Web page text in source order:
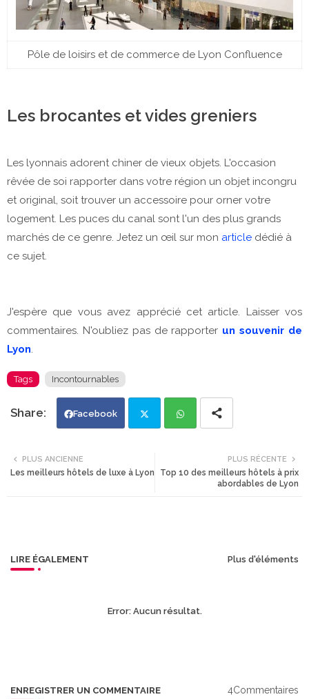
Pôle de loisirs et de commerce de Lyon Confluence
Les brocantes et vides greniers
Les lyonnais adorent chiner de vieux objets. L'occasion
rêvée de soi rapporter dans votre région un objet incongru
et original, soit trouver un accessoire pour orner votre
logement. Les puces du canal sont l'un des plus grands
marchés de ce genre. Jetez un œil sur mon article dédié à
ce sujet.
J'espère que vous avez apprécié cet article. Laisser vos
commentaires. N'oubliez pas de rapporter un souvenir de
Lyon
Tags Incontournables
Facebook
tte ats
PLUS RÉCENTE
Top 10 des meilleurs hôtels à prix
abordables de Lyon
PLUS ANCIENNE
Les meilleurs hôtels de luxe à Lyon
LIRE ÉGALEMENT Plus d'éléments
Error:Aucun résultat.
ENREGISTRER UN COMMENTAIRE 4Commentaires